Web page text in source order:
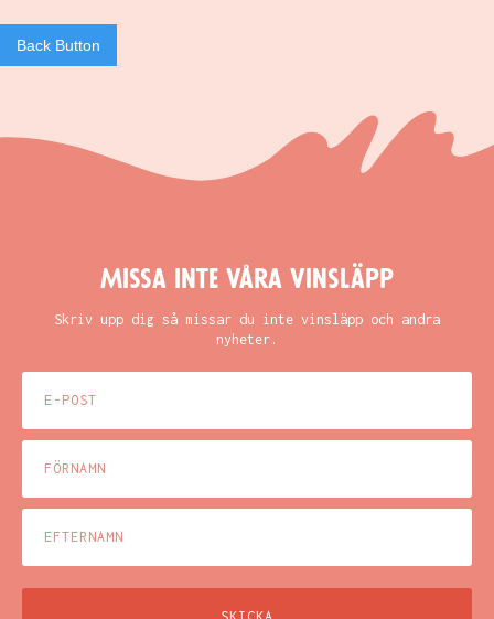
Back Button
Missa inte våra vinsläpp
Skriv upp dig så missar du inte vinsläpp och andra
nyheter.